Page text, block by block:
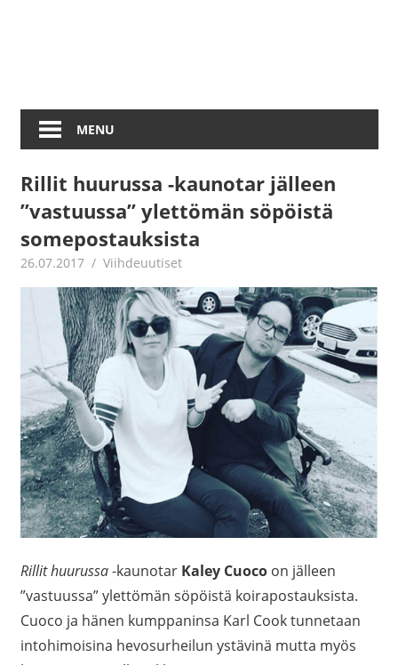
MENU
Rillit huurussa -kaunotar jälleen
”vastuussa” ylettömän söpöistä
somepostauksista
26.07.2017 Juha Kaunisto
Viihdeuutiset
Rillit huurussa-kaunotar Kaley Cuocoon jälleen
”vastuussa” ylettömän söpöistä koirapostauksista.
Cuoco ja hänen kumppaninsa Karl Cook tunnetaan
intohimoisina hevosurheilun ystävinä mutta myös